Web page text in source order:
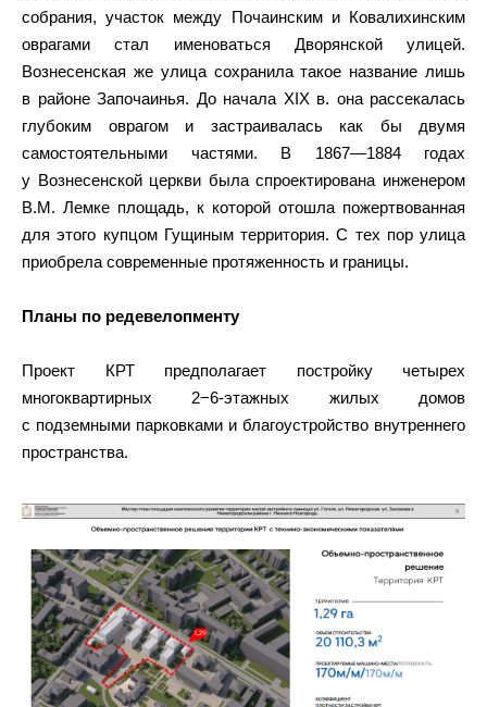
собрания, участок между Почаинским и Ковалихинским
оврагами стал именоваться Дворянской улицей.
Вознесенская же улица сохранила такое название лишь
в районе Започаинья. До начала XIX в. она рассекалась
глубоким оврагом и застраивалась как бы двумя
самостоятельными частями. В 1867—1884 годах
у Вознесенской церкви была спроектирована инженером
В.М. Лемке площадь, к которой отошла пожертвованная
для этого купцом Гущиным территория. С тех пор улица
приобрела современные протяженность и границы.
Планы по редевелопменту
Проект КРТ предполагает постройку четырех
многоквартирных 2−6-этажных жилых домов
с подземными парковками и благоустройство внутреннего
пространства.